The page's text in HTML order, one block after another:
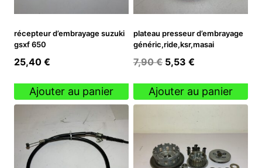
récepteur d’embrayage suzuki
gsxf 650
25,40 €
Ajouter au panier
plateau presseur d’embrayage
généric,ride,ksr,masai
7,90€ Le
initial
était :
5,53 €
actuel
est :
5,53 €.
Ajouter au panier